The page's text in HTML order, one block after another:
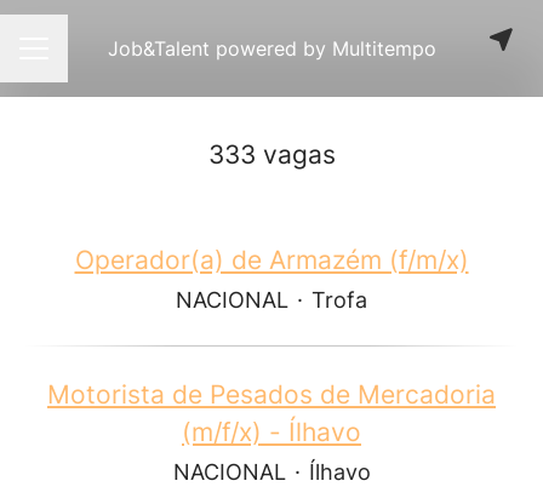
Menu de carreiras
Job&Talent powered by Multitempo
333 vagas
Operador(a) de Armazém (f/m/x)
NACIONAL · Trofa
Motorista de Pesados de Mercadoria
(m/f/x) - Ílhavo
NACIONAL · Ílhavo